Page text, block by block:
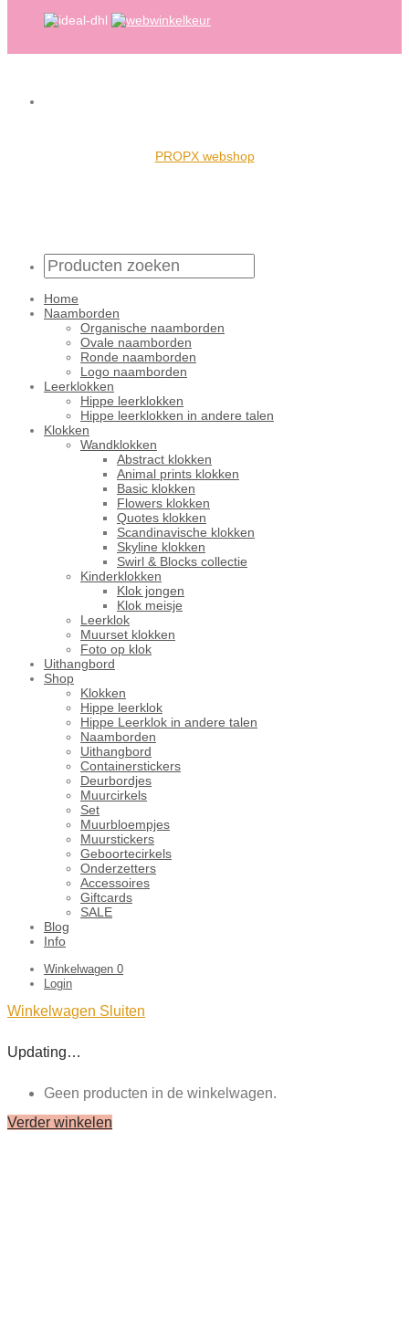
PROPX webshop
Home
Naamborden
Organische naamborden
Ovale naamborden
Ronde naamborden
Logo naamborden
Leerklokken
Hippe leerklokken
Hippe leerklokken in andere talen
Klokken
Wandklokken
Abstract klokken
Animal prints klokken
Basic klokken
Flowers klokken
Quotes klokken
Scandinavische klokken
Skyline klokken
Swirl & Blocks collectie
Kinderklokken
Klok jongen
Klok meisje
Leerklok
Muurset klokken
Foto op klok
Uithangbord
Shop
Klokken
Hippe leerklok
Hippe Leerklok in andere talen
Naamborden
Uithangbord
Containerstickers
Deurbordjes
Muurcirkels
Set
Muurbloempjes
Muurstickers
Geboortecirkels
Onderzetters
Accessoires
Giftcards
SALE
Blog
Info
Winkelwagen 0
Login
Winkelwagen Sluiten
Updating…
Geen producten in de winkelwagen.
Verder winkelen